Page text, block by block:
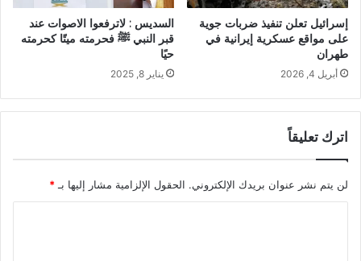
إسرائيل تعلن تنفيذ ضربات جوية
على مواقع عسكرية إيرانية في
طهران
أبريل 4, 2026
السديس : لاترفعوا الاصوات عند
قبر النبي ﷺ فحرمته ميتًا كحرمته
حيًا
يناير 8, 2025
اترك تعليقاً
لن يتم نشر عنوان بريدك الإلكتروني. الحقول الإلزامية مشار إليها بـ *